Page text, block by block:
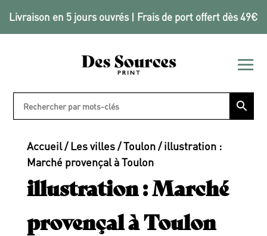
Livraison en 5 jours ouvrés | Frais de port offert dès 49€
Accueil/Les villes/Toulon/ illustration :
Marché provençal à Toulon
illustration : Marché
provençal à Toulon